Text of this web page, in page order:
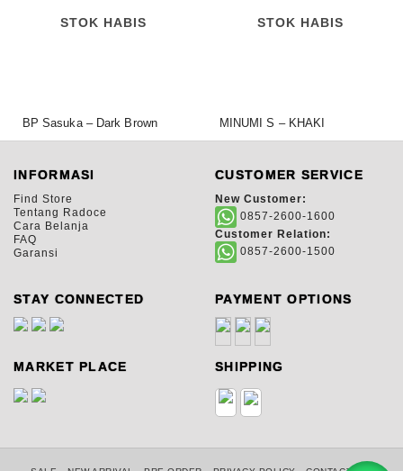
STOK HABIS
BP Sasuka – Dark Brown
STOK HABIS
MINUMI S – KHAKI
INFORMASI
Find Store
Tentang Radoce
Cara Belanja
FAQ
Garansi
CUSTOMER SERVICE
New Customer:
0857-2600-1600
Customer Relation:
0857-2600-1500
STAY CONNECTED
MARKET PLACE
PAYMENT OPTIONS
SHIPPING